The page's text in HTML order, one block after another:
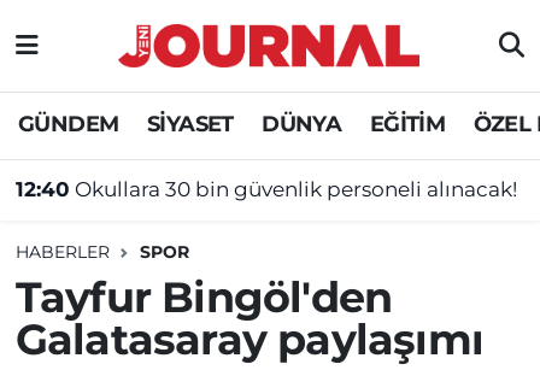
GÜNDEM SİYASET DÜNYA EĞİTİM ÖZEL
12:40 Okullara 30 bin güvenlik personeli alınacak!
HABERLER SPOR
Tayfur Bingöl'den
Galatasaray paylaşımı
GÜNDEM
SİYASET
DÜNYA
EĞİTİM
Nöbetçi Eczaneler
Hava Durumu
Süper Lig Puan Durumu ve Fikstür
Tüm Manşetler